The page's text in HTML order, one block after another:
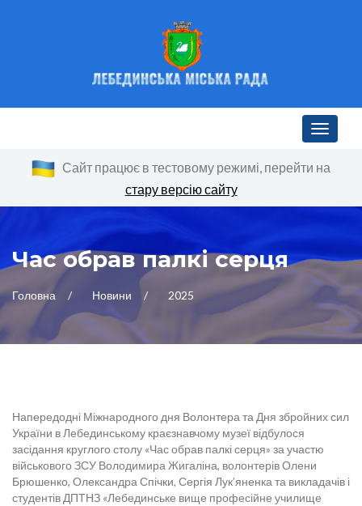
Toggle
Сайт працює в тестовому режимі, перейти на
стару версію сайту
Час обрав палкі серця
Головна Новини 2025
Напередодні Міжнародного дня Волонтера та Дня збройних сил
України в Лебединському краєзнавчому музеї відбулося
засідання круглого столу «Час обрав палкі серця» за участю
військового ЗСУ Володимира Жигаліна, волонтерів Олени
Брюшенко, Олександра Спічки, Сергія Лук’яненка та викладачів і
студентів ДПТНЗ «Лебединське вище професійне училище